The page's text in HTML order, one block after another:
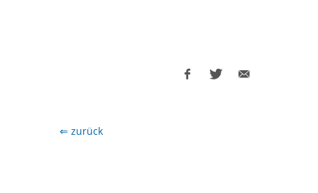
⇐ zurück